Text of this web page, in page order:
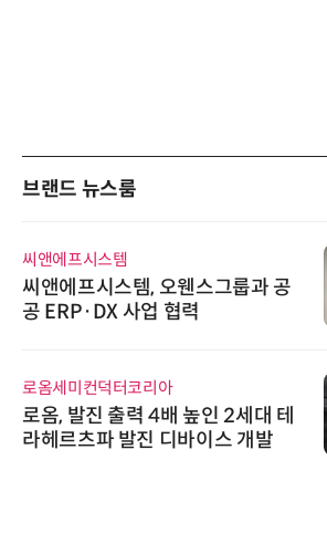
브랜드 뉴스룸
씨앤에프시스템
씨앤에프시스템, 오웬스그룹과 공
공 ERP·DX 사업 협력
로옴세미컨덕터코리아
로옴, 발진 출력 4배 높인 2세대 테
라헤르츠파 발진 디바이스 개발